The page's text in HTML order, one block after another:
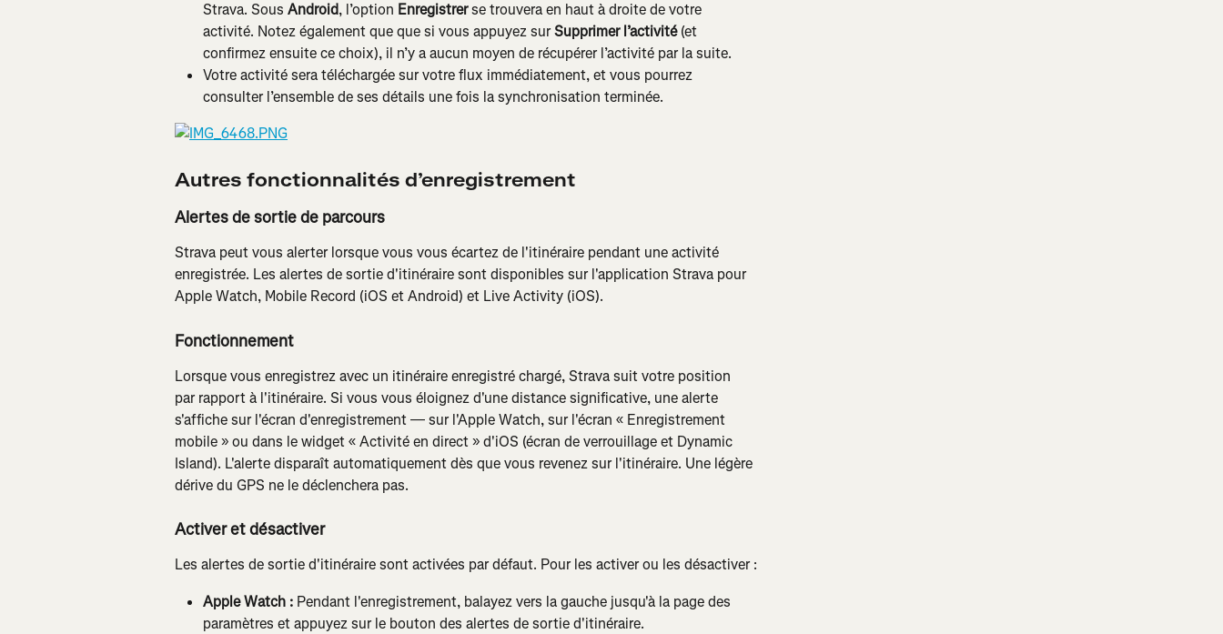
Strava. Sous Android, l’option Enregistrer se trouvera en haut à droite de votre
activité. Notez également que que si vous appuyez sur Supprimer l’activité (et
confirmez ensuite ce choix), il n’y a aucun moyen de récupérer l’activité par la suite.
Votre activité sera téléchargée sur votre flux immédiatement, et vous pourrez
consulter l’ensemble de ses détails une fois la synchronisation terminée.
Autres fonctionnalités d’enregistrement
Alertes de sortie de parcours
Strava peut vous alerter lorsque vous vous écartez de l'itinéraire pendant une activité
enregistrée. Les alertes de sortie d'itinéraire sont disponibles sur l'application Strava pour
Apple Watch, Mobile Record (iOS et Android) et Live Activity (iOS).
Fonctionnement
Lorsque vous enregistrez avec un itinéraire enregistré chargé, Strava suit votre position
par rapport à l'itinéraire. Si vous vous éloignez d'une distance significative, une alerte
s'affiche sur l'écran d'enregistrement — sur l'Apple Watch, sur l'écran « Enregistrement
mobile » ou dans le widget « Activité en direct » d'iOS (écran de verrouillage et Dynamic
Island). L'alerte disparaît automatiquement dès que vous revenez sur l'itinéraire. Une légère
dérive du GPS ne le déclenchera pas.
Activer et désactiver
Les alertes de sortie d'itinéraire sont activées par défaut. Pour les activer ou les désactiver :
Apple Watch : Pendant l'enregistrement, balayez vers la gauche jusqu'à la page des
paramètres et appuyez sur le bouton des alertes de sortie d'itinéraire.